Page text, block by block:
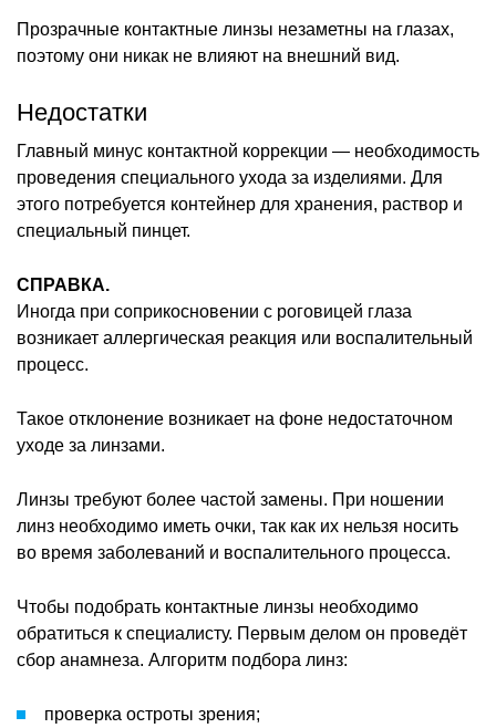
Прозрачные контактные линзы незаметны на глазах,
поэтому они никак не влияют на внешний вид.
Недостатки
Главный минус контактной коррекции — необходимость
проведения специального ухода за изделиями. Для
этого потребуется контейнер для хранения, раствор и
специальный пинцет.
СПРАВКА.
Иногда при соприкосновении с роговицей глаза
возникает аллергическая реакция или воспалительный
процесс.
Такое отклонение возникает на фоне недостаточном
уходе за линзами.
Линзы требуют более частой замены. При ношении
линз необходимо иметь очки, так как их нельзя носить
во время заболеваний и воспалительного процесса.
Чтобы подобрать контактные линзы необходимо
обратиться к специалисту. Первым делом он проведёт
сбор анамнеза. Алгоритм подбора линз:
проверка остроты зрения;